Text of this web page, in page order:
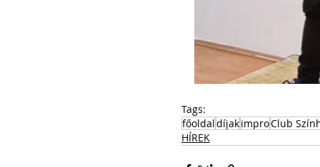
Tags:
főoldaldíjakimproClub
HÍREK